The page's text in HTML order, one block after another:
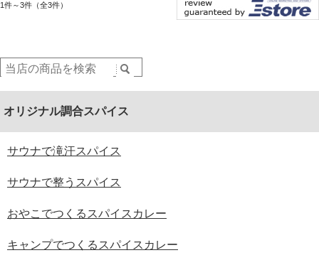
1件～3件（全3件）
オリジナル調合スパイス
サウナで滝汗スパイス
サウナで整うスパイス
おやこでつくるスパイスカレー
キャンプでつくるスパイスカレー